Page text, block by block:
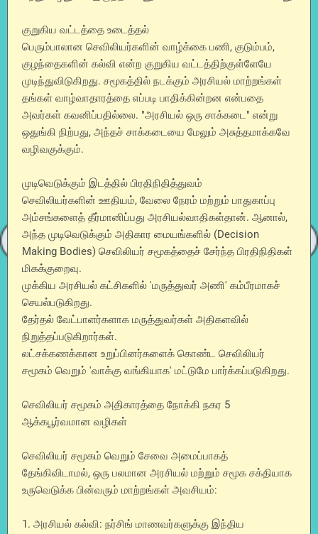
குறுகிய வட்டத்தை உடைத்தல்
பெரும்பாலான செவிலியர்களின் வாழ்க்கை பணி, குடும்பம்,
குழந்தைகளின் கல்வி என்ற குறுகிய வட்டத்திற்குள்ளேயே
முடிந்துவிடுகிறது. சமூகத்தில் நடக்கும் அரசியல் மாற்றங்கள்
தங்கள் வாழ்வாதாரத்தை எப்படி பாதிக்கின்றன என்பதை
அவர்கள் கவனிப்பதில்லை. "அரசியல் ஒரு சாக்கடை" என்று
ஒதுங்கி நிற்பது, அந்தச் சாக்கடையை மேலும் அசுத்தமாக்கவே
வழிவகுக்கும்.
முடிவெடுக்கும் இடத்தில் பிரதிநிதித்துவம்
செவிலியர்களின் ஊதியம், வேலை நேரம் மற்றும் பாதுகாப்பு
அம்சங்களைத் தீர்மானிப்பது அரசியல்வாதிகள்தான். ஆனால்,
அந்த முடிவெடுக்கும் அதிகார மையங்களில் (Decision
Making Bodies) செவிலியர் சமூகத்தைச் சேர்ந்த பிரதிநிதிகள்
மிகக்குறைவு.
முக்கிய அரசியல் கட்சிகளில் 'மருத்துவர் அணி' கம்பீரமாகச்
செயல்படுகிறது.
தேர்தல் வேட்பாளர்களாக மருத்துவர்கள் அதிகளவில்
நிறுத்தப்படுகிறார்கள்.
லட்சக்கணக்கான உறுப்பினர்களைக் கொண்ட செவிலியர்
சமூகம் வெறும் 'வாக்கு வங்கியாக' மட்டுமே பார்க்கப்படுகிறது.
செவிலியர் சமூகம் அதிகாரத்தை நோக்கி நகர 5
ஆக்கபூர்வமான வழிகள்
செவிலியர் சமூகம் வெறும் சேவை அமைப்பாகத்
தேங்கிவிடாமல், ஒரு பலமான அரசியல் மற்றும் சமூக சக்தியாக
உருவெடுக்க பின்வரும் மாற்றங்கள் அவசியம்:
1. அரசியல் கல்வி: நர்சிங் மாணவர்களுக்கு இந்திய